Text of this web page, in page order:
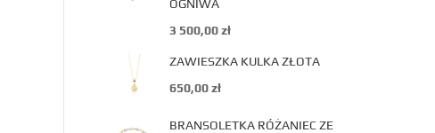
OGNIWA
3 500,00zł
ZAWIESZKA KULKA ZŁOTA
650,00zł
BRANSOLETKA RÓŻANIEC ZE